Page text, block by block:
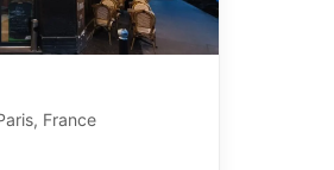
France